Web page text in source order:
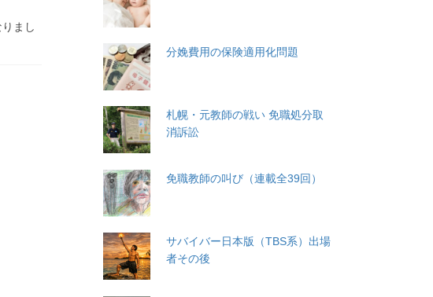
まし
分娩費用の保険適用化問題
札幌・元教師の戦い 免職処分取
消訴訟
免職教師の叫び（連載全39回）
サバイバー日本版（TBS系）出場
者その後